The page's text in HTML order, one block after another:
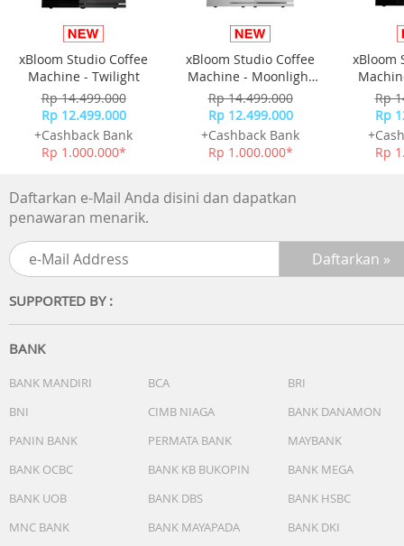
xBloom Studio Coffee
Machine - Twilight
Rp 14.499.000
Rp 12.499.000
+Cashback Bank
Rp 1.000.000*
xBloom Studio Coffee
Machine - Moonlight
White
Rp 14.499.000
Rp 12.499.000
+Cashback Bank
Rp 1.000.000*
xBloom
Rp
Rp
Rp
Daftarkan e-Mail Anda disini dan dapatkan
penawaran menarik.
SUPPORTED BY :
BANK
BANK MANDIRI BCA
BRI
BNI
CIMB NIAGA
BANK DANAMON
PANIN BANK
PERMATA BANK
MAYBANK
BANK OCBC
BANK KB BUKOPIN
BANK MEGA
BANK UOB
BANK DBS
BANK HSBC
MNC BANK
BANK MAYAPADA
BANK DKI